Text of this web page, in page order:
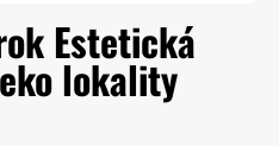
Estetická
lokality